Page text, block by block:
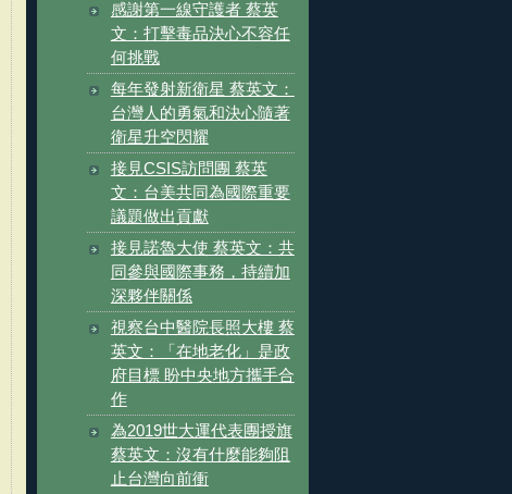
感謝第一線守護者 蔡英
文：打擊毒品決心不容任
何挑戰
每年發射新衛星 蔡英文：
台灣人的勇氣和決心隨著
衛星升空閃耀
接見CSIS訪問團 蔡英
文：台美共同為國際重要
議題做出貢獻
接見諾魯大使 蔡英文：共
同參與國際事務，持續加
深夥伴關係
視察台中醫院長照大樓 蔡
英文：「在地老化」是政
府目標 盼中央地方攜手合
作
為2019世大運代表團授旗
蔡英文：沒有什麼能夠阻
止台灣向前衝